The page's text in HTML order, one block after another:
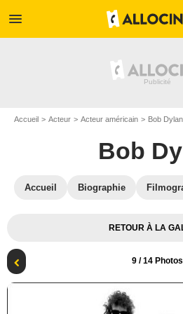
menu
Accueil Acteur Acteur américain Bob Dylan
Bob
Accueil Biographie
RETOUR À LA
9/ 14 Photos